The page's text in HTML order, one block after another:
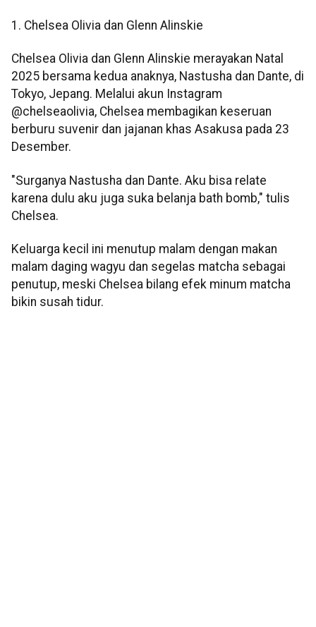
1. Chelsea Olivia dan Glenn Alinskie
Chelsea Olivia dan Glenn Alinskie merayakan Natal
2025 bersama kedua anaknya, Nastusha dan Dante, di
Tokyo, Jepang. Melalui akun Instagram
@chelseaolivia, Chelsea membagikan keseruan
berburu suvenir dan jajanan khas Asakusa pada 23
Desember.
"Surganya Nastusha dan Dante. Aku bisa relate
karena dulu aku juga suka belanja bath bomb," tulis
Chelsea.
Keluarga kecil ini menutup malam dengan makan
malam daging wagyu dan segelas matcha sebagai
penutup, meski Chelsea bilang efek minum matcha
bikin susah tidur.